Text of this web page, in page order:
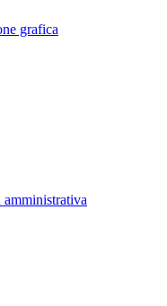
grafica